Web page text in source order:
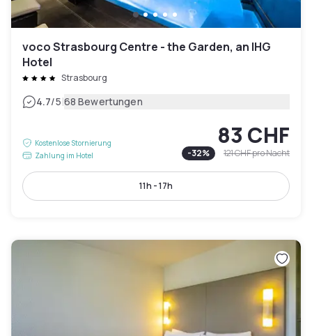
voco Strasbourg Centre - the Garden, an IHG
Hotel
Strasbourg
4.7/5|68 Bewertungen
Kostenlose Stornierung
Zahlung im Hotel
83 CHF
-32% 121 CHFpro Nacht
11h - 17h